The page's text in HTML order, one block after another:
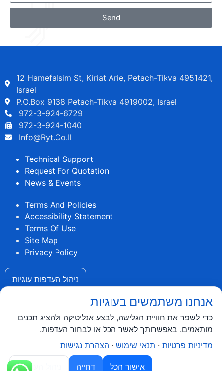
Send
12 Hamefalsim St, Kiriat Arie, Petach-Tikva 4951421,
Israel
P.O.Box 9138 Petach-Tikva 4919002, Israel
972-3-924-6729
972-3-924-1040
Info@ryt.co.il
Technical Support
Request For Quotation
News & Events
Terms And Policies
Accessibility Statement
Terms Of Use
Site Map
Privacy Policy
ניהול העדפות עוגיות
© Ryt Electronics LTD
אנחנו משתמשים בעוגיות
כדי לשפר את חוויית הגלישה, לבצע אנליטיקה ולהציג תכנים
מותאמים. באפשרותך לאשר הכל או לבחור העדפות.
מדיניות פרטיות · תנאי שימוש · הצהרת נגישות
אישור הכל דחייה ניהול העדפות